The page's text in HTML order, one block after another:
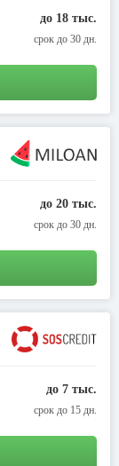
до 18 тыс.
срок до 30 дн.
до 20 тыс.
срок до 30 дн.
до 7 тыс.
срок до 15 дн.